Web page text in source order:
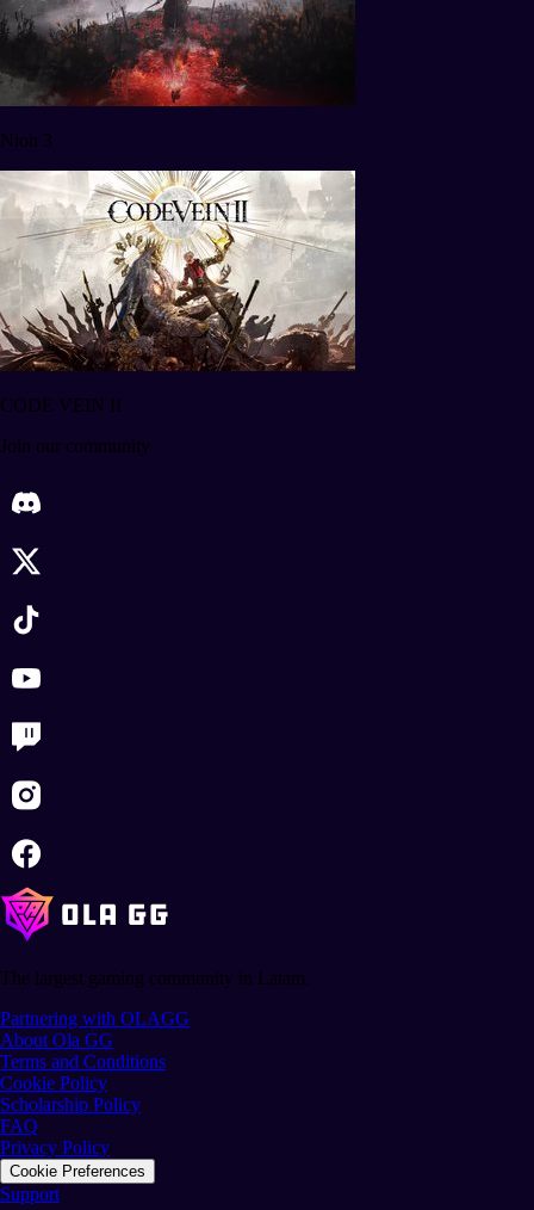
Nioh 3
CODE VEIN II
Join our community
The largest gaming community in Latam.
Partnering with OLAGG
About Ola GG
Terms and Conditions
Cookie Policy
Scholarship Policy
FAQ
Privacy Policy
Cookie Preferences
Support